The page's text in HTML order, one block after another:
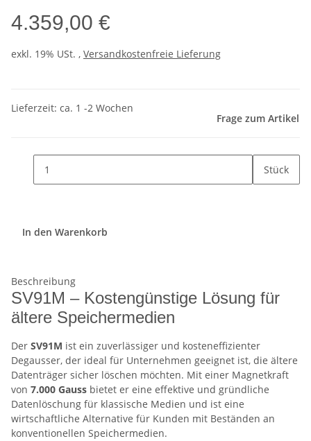
4.359,00 €
exkl. 19% USt. , Versandkostenfreie Lieferung
Lieferzeit: ca. 1 -2 Wochen
Frage zum Artikel
Stück
In den Warenkorb
Beschreibung
SV91M – Kostengünstige Lösung für
ältere Speichermedien
Der SV91M ist ein zuverlässiger und kosteneffizienter
Degausser, der ideal für Unternehmen geeignet ist, die ältere
Datenträger sicher löschen möchten. Mit einer Magnetkraft
von 7.000 Gauss bietet er eine effektive und gründliche
Datenlöschung für klassische Medien und ist eine
wirtschaftliche Alternative für Kunden mit Beständen an
konventionellen Speichermedien.